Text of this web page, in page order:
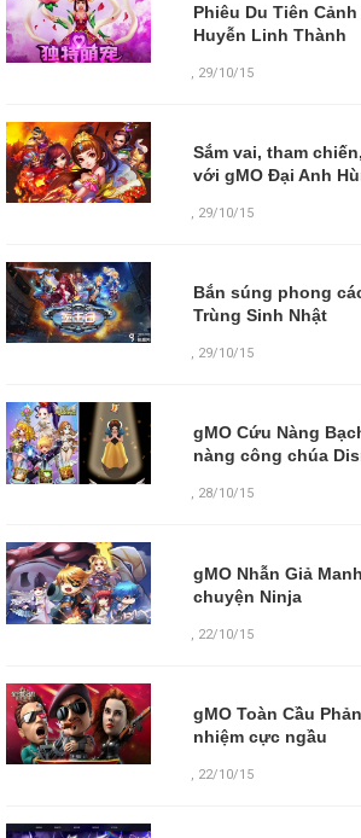
Phiêu Du Tiên
Huyễn Linh Thành
, 29/10/15
Sắm vai, tham
với gMO Đại Anh
, 29/10/15
Bắn súng phong
Trùng Sinh Nhật
, 29/10/15
gMO Cứu Nàng
nàng công chúa
, 28/10/15
gMO Nhẫn Giả
chuyện Ninja
, 22/10/15
gMO Toàn Cầu
nhiệm cực ngầu
, 22/10/15